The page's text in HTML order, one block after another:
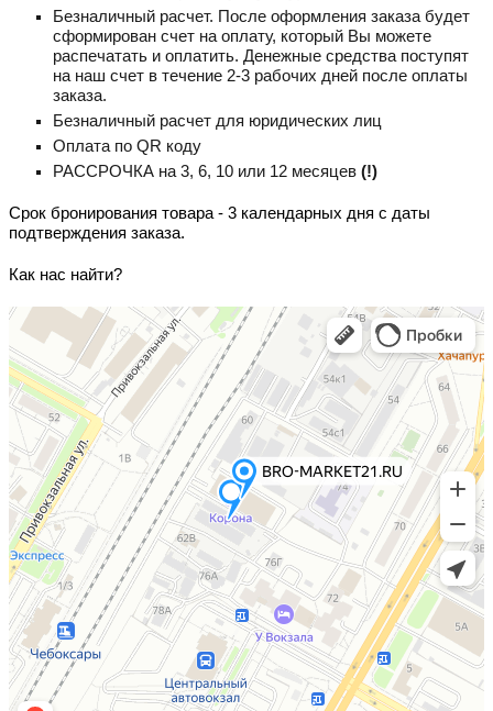
Безналичный расчет. После оформления заказа будет
сформирован счет на оплату, который Вы можете
распечатать и оплатить. Денежные средства поступят
на наш счет в течение 2-3 рабочих дней после оплаты
заказа.
Безналичный расчет для юридических лиц
Оплата по QR коду
РАССРОЧКА на 3, 6, 10 или 12 месяцев (!)
Срок бронирования товара - 3 календарных дня с даты
подтверждения заказа.
Как нас найти?